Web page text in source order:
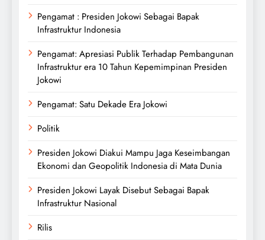
Pengamat : Presiden Jokowi Sebagai Bapak
Infrastruktur Indonesia
Pengamat: Apresiasi Publik Terhadap Pembangunan
Infrastruktur era 10 Tahun Kepemimpinan Presiden
Jokowi
Pengamat: Satu Dekade Era Jokowi
Politik
Presiden Jokowi Diakui Mampu Jaga Keseimbangan
Ekonomi dan Geopolitik Indonesia di Mata Dunia
Presiden Jokowi Layak Disebut Sebagai Bapak
Infrastruktur Nasional
Rilis